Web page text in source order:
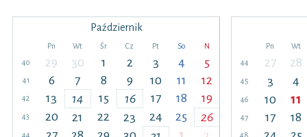
Październik
Pn Wt Śr Cz Pt So
N
40
29 30 1 2 3 4 5
41 6 7 8 9 10 11 12
42 13 14 15 16 17 18 19
43 20 21 22 23 24 25 26
44
Pn
Wt
44
27 28
45 3 4
46 10 11
47 17 18
48